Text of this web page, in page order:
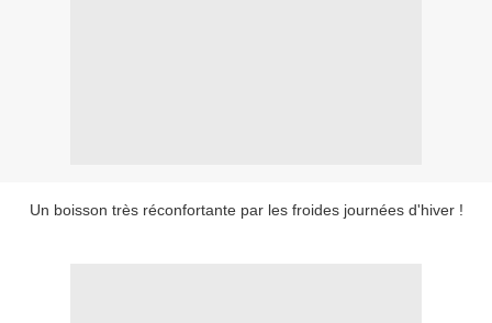
Un boisson très réconfortante par les froides journées d'hiver !